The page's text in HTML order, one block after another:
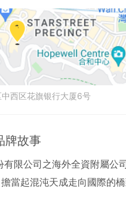
西区花旗银行大厦6号
牌故事
限公司之海外全資附屬公
當起混沌天成走向國際的